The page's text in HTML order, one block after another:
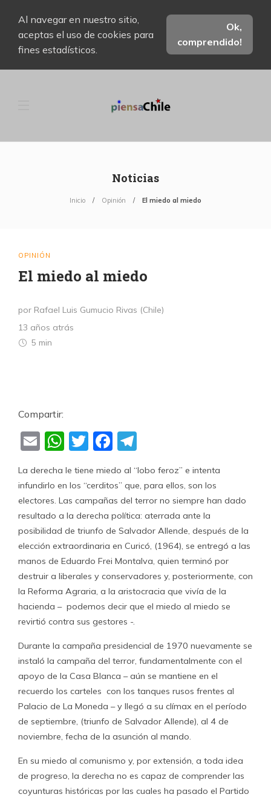
Al navegar en nuestro sitio,
aceptas el uso de cookies para
fines estadísticos.
Ok,
comprendido!
Noticias
Inicio Opinión El miedo al miedo
OPINIÓN
El miedo al miedo
por Rafael Luis Gumucio Rivas (Chile)
13 años atrás
5 min
Compartir:
EmailWhatsApp
TwitterFacebook
La derecha le tiene miedo al “lobo feroz” e intenta
infundirlo en los “cerditos” que, para ellos, son los
electores. Las campañas del terror no siempre han dado
resultado a la derecha política: aterrada ante la
posibilidad de triunfo de Salvador Allende, después de la
elección extraordinaria en Curicó, (1964), se entregó a las
manos de Eduardo Frei Montalva, quien terminó por
destruir a liberales y conservadores y, posteriormente, con
la Reforma Agraria, a la aristocracia que vivía de la
hacienda – podemos decir que el miedo al miedo se
revirtió contra sus gestores -.
Durante la campaña presidencial de 1970 nuevamente se
instaló la campaña del terror, fundamentalmente con el
apoyo de la Casa Blanca – aún se mantiene en el
recuerdo los carteles con los tanques rusos frentes al
Palacio de La Moneda – y llegó a su clímax en el período
de septiembre, (triunfo de Salvador Allende), al 4 de
noviembre, fecha de la asunción al mando.
En su miedo al comunismo y, por extensión, a toda idea
de progreso, la derecha no es capaz de comprender las
coyunturas históricas por las cuales ha pasado el Partido